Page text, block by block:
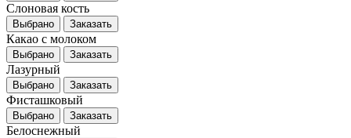
Слоновая кость
Выбрано Заказать
Какао с молоком
Выбрано Заказать
Лазурный
Выбрано Заказать
Фисташковый
Выбрано Заказать
Белоснежный